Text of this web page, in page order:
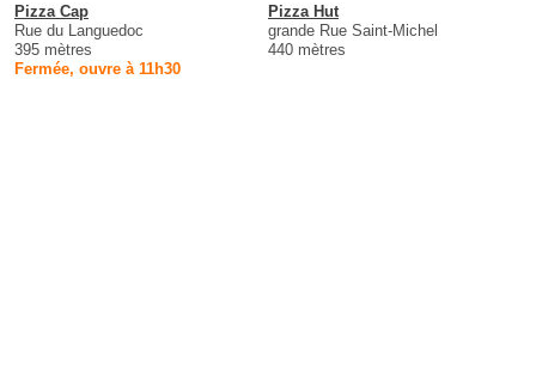
Pizza Cap
Rue du Languedoc
395 mètres
Fermée, ouvre à 11h30
Pizza Hut
grande Rue Saint-Michel
440 mètres